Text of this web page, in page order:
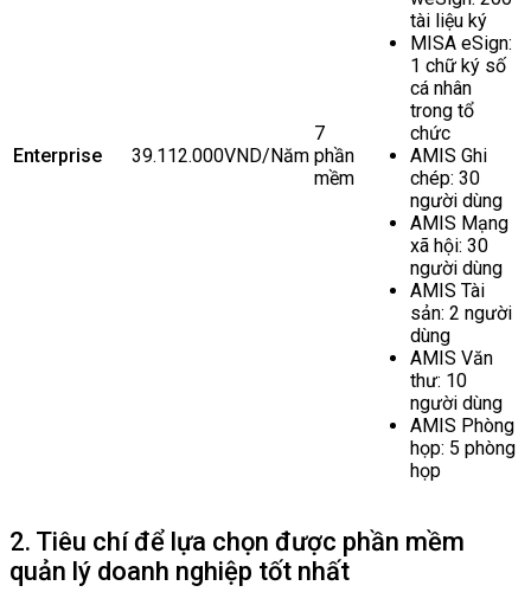
Enterprise 39.112.000VND/Năm
7
phần
mềm
tài liệu ký
MISA eSign:
1 chữ ký số
cá nhân
trong tổ
chức
AMIS Ghi
chép: 30
người dùng
AMIS Mạng
xã hội: 30
người dùng
AMIS Tài
sản: 2 người
dùng
AMIS Văn
thư: 10
người dùng
AMIS Phòng
họp: 5 phòng
họp
2. Tiêu chí để lựa chọn được phần mềm
quản lý doanh nghiệp tốt nhất